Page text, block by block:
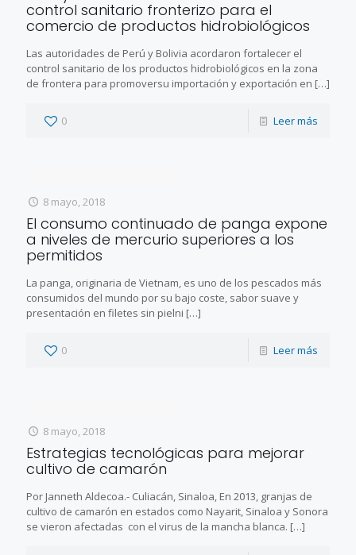
control sanitario fronterizo para el
comercio de productos hidrobiológicos
Las autoridades de Perú y Bolivia acordaron fortalecer el
control sanitario de los productos hidrobiológicos en la zona
de frontera para promoversu importación y exportación en […]
0 Leer más
8 mayo, 2018
El consumo continuado de panga expone
a niveles de mercurio superiores a los
permitidos
La panga, originaria de Vietnam, es uno de los pescados más
consumidos del mundo por su bajo coste, sabor suave y
presentación en filetes sin pielni […]
0 Leer más
8 mayo, 2018
Estrategias tecnológicas para mejorar
cultivo de camarón
Por Janneth Aldecoa.- Culiacán, Sinaloa, En 2013, granjas de
cultivo de camarón en estados como Nayarit, Sinaloa y Sonora
se vieron afectadas con el virus de la mancha blanca. […]